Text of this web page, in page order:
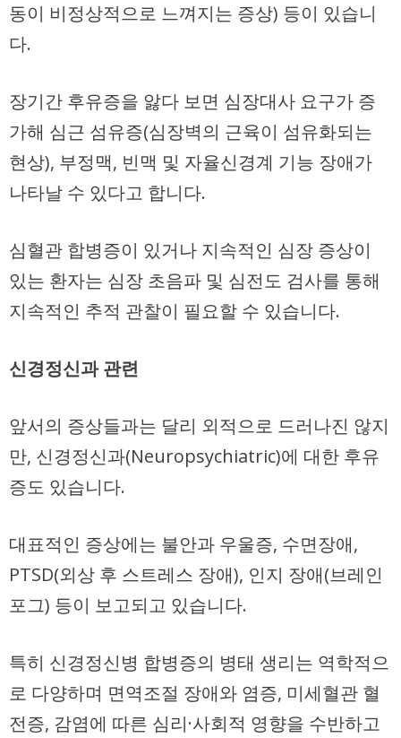
동이 비정상적으로 느껴지는 증상) 등이 있습니
다.
장기간 후유증을 앓다 보면 심장대사 요구가 증
가해 심근 섬유증(심장벽의 근육이 섬유화되는
현상), 부정맥, 빈맥 및 자율신경계 기능 장애가
나타날 수 있다고 합니다.
심혈관 합병증이 있거나 지속적인 심장 증상이
있는 환자는 심장 초음파 및 심전도 검사를 통해
지속적인 추적 관찰이 필요할 수 있습니다.
신경정신과 관련
앞서의 증상들과는 달리 외적으로 드러나진 않지
만, 신경정신과(Neuropsychiatric)에 대한 후유
증도 있습니다.
대표적인 증상에는 불안과 우울증, 수면장애,
PTSD(외상 후 스트레스 장애), 인지 장애(브레인
포그) 등이 보고되고 있습니다.
특히 신경정신병 합병증의 병태 생리는 역학적으
로 다양하며 면역조절 장애와 염증, 미세혈관 혈
전증, 감염에 따른 심리·사회적 영향을 수반하고